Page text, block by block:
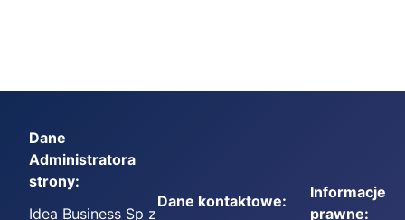
Dane
Administratora
strony:
Idea Business Sp z
Dane kontaktowe:
Informacje
prawne: